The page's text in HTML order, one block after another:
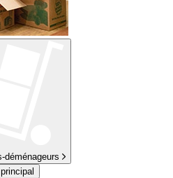
déménageurs